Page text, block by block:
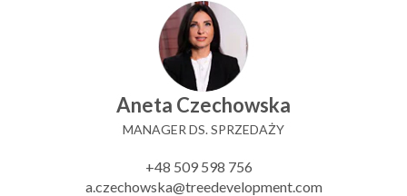
Aneta Czechowska
MANAGER DS. SPRZEDAŻY
+48 509 598 756
a.czechowska@treedevelopment.com